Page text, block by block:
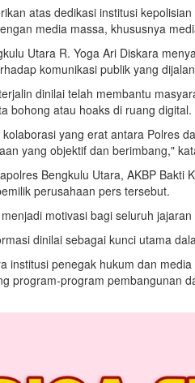
atas dedikasi institusi
media massa, khususnya
Utara R. Yoga Ari Diskara
komunikasi publik yang
dinilai telah membantu
bohong atau hoaks di ruang digital.
yang erat antara Polres
yang objektif dan berimbang,"
Bengkulu Utara, AKBP Bakti
perusahaan pers tersebut.
motivasi bagi seluruh
dinilai sebagai kunci utama
institusi penegak hukum dan
program-program pembangunan